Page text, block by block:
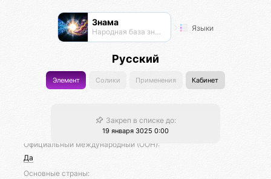
Знама
Народная база знаний Языки
Русский
Элемент Солики Применения Кабинет
Закреп в списке до:
19 января 3025 0:00
Официальный международный (ООН):
Да
Основные страны: